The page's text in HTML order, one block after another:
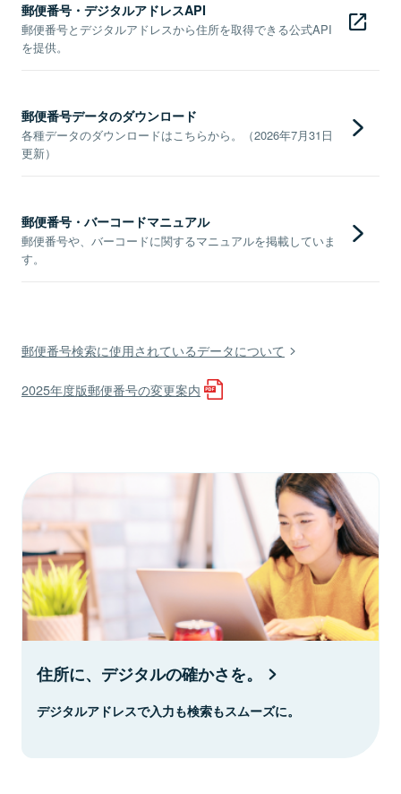
郵便番号・デジタルアドレスAPI
郵便番号とデジタルアドレスから住所を取得できる公式API
を提供。
郵便番号データのダウンロード
各種データのダウンロードはこちらから。（2026年7月31日
更新）
郵便番号・バーコードマニュアル
郵便番号や、バーコードに関するマニュアルを掲載していま
す。
郵便番号検索に使用されているデータについて
2025年度版郵便番号の変更案内
住所に、デジタルの確かさを。
デジタルアドレスで入力も検索もスムーズに。